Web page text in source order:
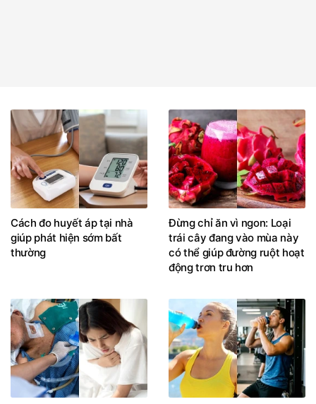
Cách đo huyết áp tại nhà
giúp phát hiện sớm bất
thường
Đừng chỉ ăn vì ngon: Loại
trái cây đang vào mùa này
có thể giúp đường ruột hoạt
động trơn tru hơn